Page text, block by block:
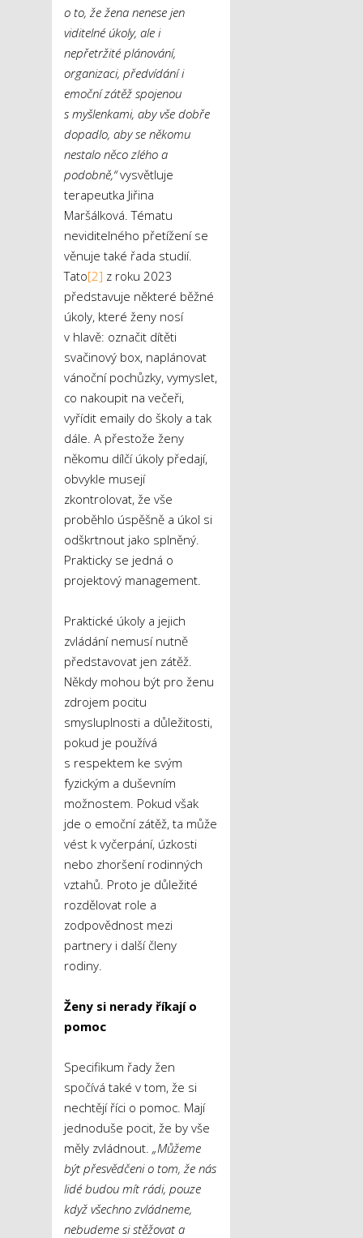
o to, že žena nenese jen
viditelné úkoly, ale i
nepřetržité plánování,
organizaci, předvídání i
emoční zátěž spojenou
s myšlenkami, aby vše dobře
dopadlo, aby se někomu
nestalo něco zlého a
podobně,“vysvětluje
terapeutka Jiřina
Maršálková. Tématu
neviditelného přetížení se
věnuje také řada studií.
Tato[2] z roku 2023
představuje některé běžné
úkoly, které ženy nosí
v hlavě: označit dítěti
svačinový box, naplánovat
vánoční pochůzky, vymyslet,
co nakoupit na večeři,
vyřídit emaily do školy a tak
dále. A přestože ženy
někomu dílčí úkoly předají,
obvykle musejí
zkontrolovat, že vše
proběhlo úspěšně a úkol si
odškrtnout jako splněný.
Prakticky se jedná o
projektový management.
Praktické úkoly a jejich
zvládání nemusí nutně
představovat jen zátěž.
Někdy mohou být pro ženu
zdrojem pocitu
smysluplnosti a důležitosti,
pokud je používá
s respektem ke svým
fyzickým a duševním
možnostem. Pokud však
jde o emoční zátěž, ta může
vést k vyčerpání, úzkosti
nebo zhoršení rodinných
vztahů. Proto je důležité
rozdělovat role a
zodpovědnost mezi
partnery i další členy
rodiny.
Ženy si nerady říkají o
pomoc
Specifikum řady žen
spočívá také v tom, že si
nechtějí říci o pomoc. Mají
jednoduše pocit, že by vše
měly zvládnout. „Můžeme
být přesvědčeni o tom, že nás
lidé budou mít rádi, pouze
když všechno zvládneme,
nebudeme si stěžovat a